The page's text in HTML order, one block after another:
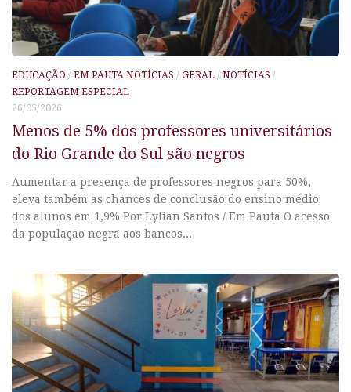
EDUCAÇÃO / EM PAUTA NOTÍCIAS / GERAL / NOTÍCIAS /
REPORTAGEM ESPECIAL
26/05/2026
Menos de 5% dos professores universitários
do Rio Grande do Sul são negros
Aumentar a presença de professores negros para 50%,
eleva também as chances de conclusão do ensino médio
dos alunos em 1,9% Por Lylian Santos / Em Pauta O acesso
da população negra aos bancos...